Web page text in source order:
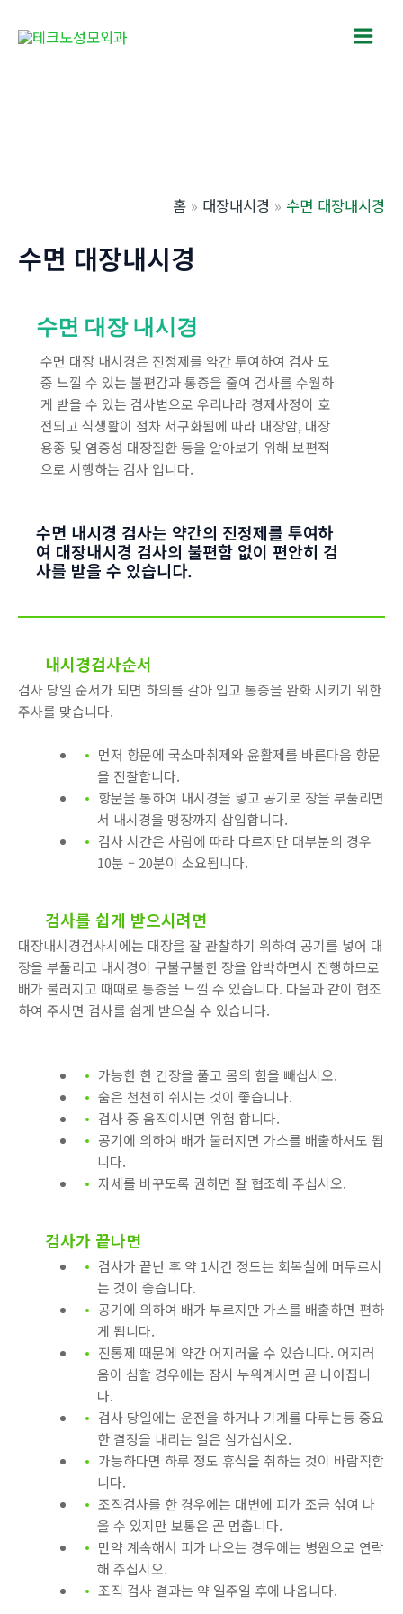
Main
홈 대장내시경 수면 대장내시경
수면 대장내시경
수면 대장 내시경
수면 대장 내시경은 진정제를 약간 투여하여 검사 도
중 느낄 수 있는 불편감과 통증을 줄여 검사를 수월하
게 받을 수 있는 검사법으로 우리나라 경제사정이 호
전되고 식생활이 점차 서구화됨에 따라 대장암, 대장
용종 및 염증성 대장질환 등을 알아보기 위해 보편적
으로 시행하는 검사 입니다.
수면 내시경 검사는 약간의 진정제를 투여하
여 대장내시경 검사의 불편함 없이 편안히 검
사를 받을 수 있습니다.
내시경검사순서
검사 당일 순서가 되면 하의를 갈아 입고 통증을 완화 시키기 위한
주사를 맞습니다.
먼저 항문에 국소마취제와 윤활제를 바른다음 항문
을 진찰합니다.
항문을 통하여 내시경을 넣고 공기로 장을 부풀리면
서 내시경을 맹장까지 삽입합니다.
검사 시간은 사람에 따라 다르지만 대부분의 경우
10분 – 20분이 소요됩니다.
검사를 쉽게 받으시려면
대장내시경검사시에는 대장을 잘 관찰하기 위하여 공기를 넣어 대
장을 부풀리고 내시경이 구불구불한 장을 압박하면서 진행하므로
배가 불러지고 때때로 통증을 느낄 수 있습니다. 다음과 같이 협조
하여 주시면 검사를 쉽게 받으실 수 있습니다.
가능한 한 긴장을 풀고 몸의 힘을 빼십시오.
숨은 천천히 쉬시는 것이 좋습니다.
검사 중 움직이시면 위험 합니다.
공기에 의하여 배가 불러지면 가스를 배출하셔도 됩
니다.
자세를 바꾸도록 권하면 잘 협조해 주십시오.
검사가 끝나면
검사가 끝난 후 약 1시간 정도는 회복실에 머무르시
는 것이 좋습니다.
공기에 의하여 배가 부르지만 가스를 배출하면 편하
게 됩니다.
진통제 때문에 약간 어지러울 수 있습니다. 어지러
움이 심할 경우에는 잠시 누워계시면 곧 나아집니
다.
검사 당일에는 운전을 하거나 기계를 다루는등 중요
한 결정을 내리는 일은 삼가십시오.
가능하다면 하루 정도 휴식을 취하는 것이 바람직합
니다.
조직검사를 한 경우에는 대변에 피가 조금 섞여 나
올 수 있지만 보통은 곧 멈춥니다.
만약 계속해서 피가 나오는 경우에는 병원으로 연락
해 주십시오.
조직 검사 결과는 약 일주일 후에 나옵니다.